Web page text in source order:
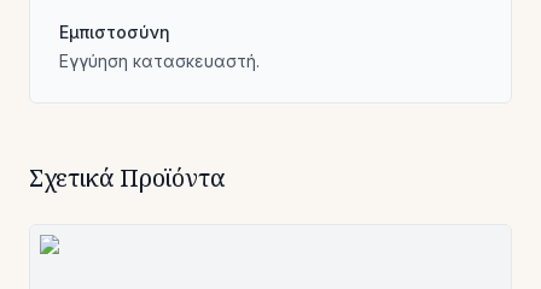
Εμπιστοσύνη
Εγγύηση κατασκευαστή.
Σχετικά Προϊόντα